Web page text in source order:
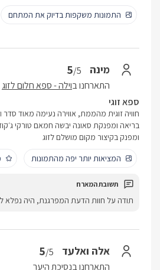
התמונות משקפות בדיוק את המתחם
מינה 5/5
התארחנו בוילה - ספא חלום לזוג
ספא זוגי
חוויה זוגית מהממת, אווירה נעימה מאוד סדר
בריאה ומפנקת סאונה יבשה חמאם טורקי
ומפנק בקיצור מקום מושלם לזוג
המציאות יותר יפה מהתמונות
תודה על חוות הדעת המפרגנת, היה נפלא
אלה ואלעד 5/5
התארחנו בנסיכת היער